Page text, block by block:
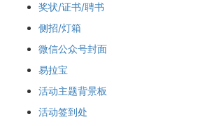
奖状/证书/聘书
侧招/灯箱
微信公众号封面
易拉宝
活动主题背景板
活动签到处